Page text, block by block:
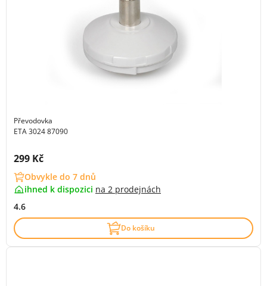
Převodovka
ETA 3024 87090
Cena s DPH:
299 Kč
Obvykle do 7 dnů
ihned k dispozici na 2 prodejnách
4.6
Do košíku